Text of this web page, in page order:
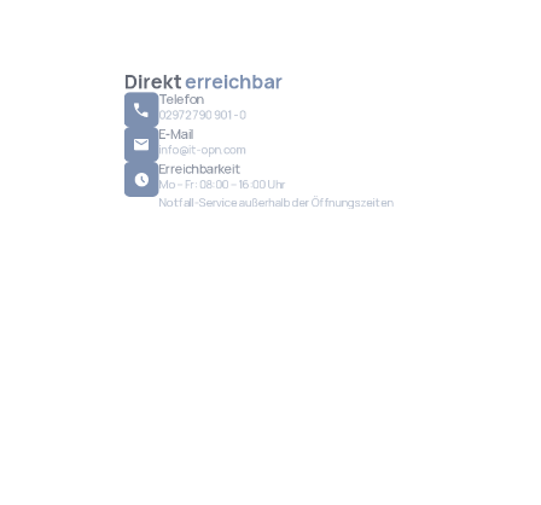
Direkt erreichbar
Telefon
02972 790 901 - 0
E-Mail
info@it-opn.com
Erreichbarkeit
Mo – Fr: 08:00 – 16:00 Uhr
Notfall-Service außerhalb der Öffnungszeiten